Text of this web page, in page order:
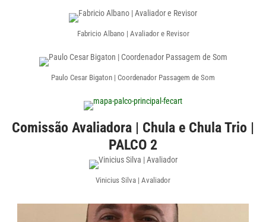
Fabricio Albano | Avaliador e Revisor
Paulo Cesar Bigaton | Coordenador Passagem de Som
Comissão Avaliadora | Chula e Chula Trio |
PALCO 2
Vinicius Silva | Avaliador